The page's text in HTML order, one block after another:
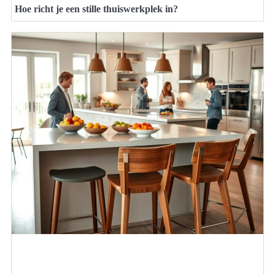
Hoe richt je een stille thuiswerkplek in?